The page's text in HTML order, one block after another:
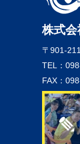
株式会
〒901-
TEL：
FAX：